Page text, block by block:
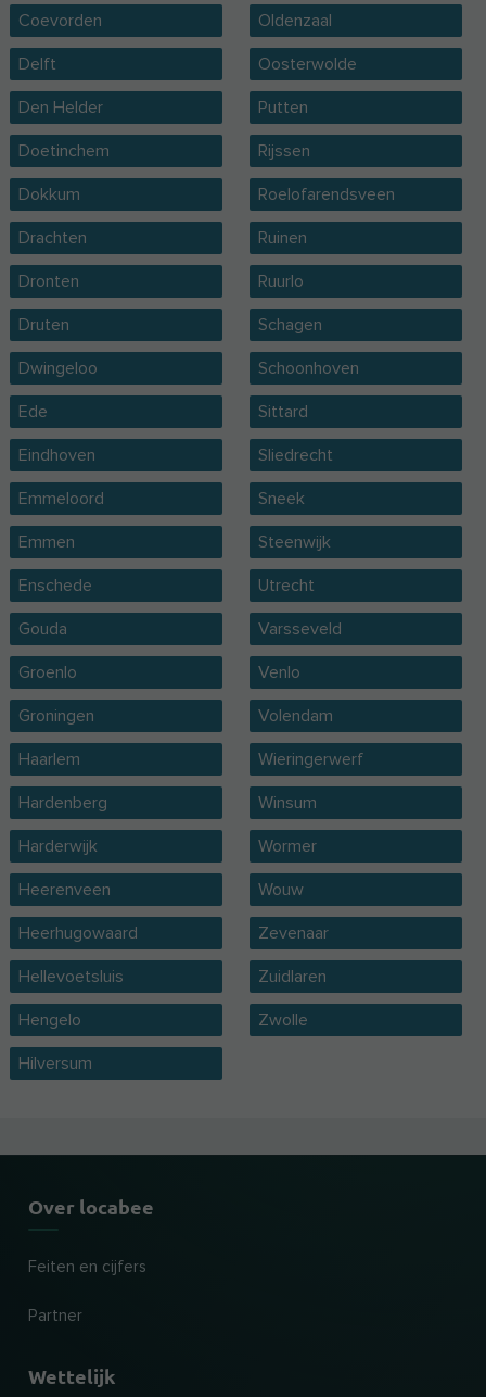
Coevorden
Delft
Den Helder
Doetinchem
Dokkum
Drachten
Dronten
Druten
Dwingeloo
Ede
Eindhoven
Emmeloord
Emmen
Enschede
Gouda
Groenlo
Groningen
Haarlem
Hardenberg
Harderwijk
Heerenveen
Heerhugowaard
Hellevoetsluis
Hengelo
Hilversum
Oldenzaal
Oosterwolde
Putten
Rijssen
Roelofarendsveen
Ruinen
Ruurlo
Schagen
Schoonhoven
Sittard
Sliedrecht
Sneek
Steenwijk
Utrecht
Varsseveld
Venlo
Volendam
Wieringerwerf
Winsum
Wormer
Wouw
Zevenaar
Zuidlaren
Zwolle
Over locabee
Feiten en cijfers
Partner
Wettelijk